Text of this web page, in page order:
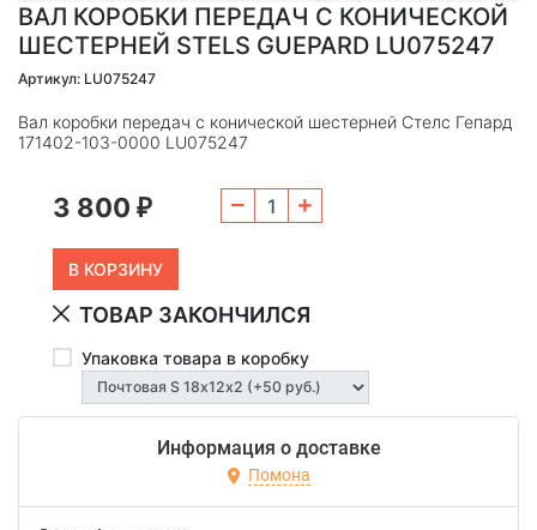
ВАЛ КОРОБКИ ПЕРЕДАЧ С КОНИЧЕСКОЙ
ШЕСТЕРНЕЙ STELS GUEPARD LU075247
Артикул: LU075247
Вал коробки передач с конической шестерней Стелс Гепард
171402-103-0000 LU075247
3 800 ₽
ТОВАР ЗАКОНЧИЛСЯ
Упаковка товара в коробку
Информация о доставке
Помона